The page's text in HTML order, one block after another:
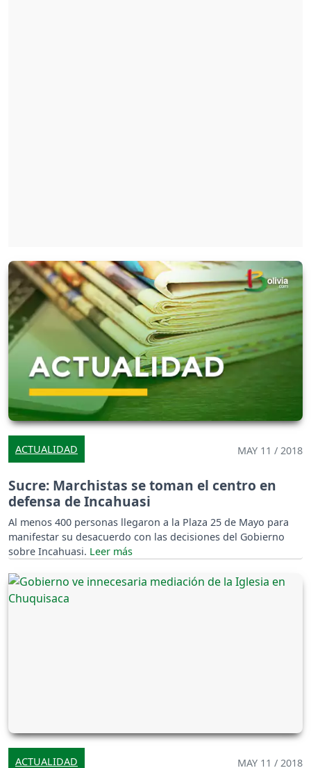
ACTUALIDAD MAY 11 / 2018
Sucre: Marchistas se toman el centro en
defensa de Incahuasi
Al menos 400 personas llegaron a la Plaza 25 de Mayo para
manifestar su desacuerdo con las decisiones del Gobierno
sobre Incahuasi.
ACTUALIDAD MAY 11 / 2018